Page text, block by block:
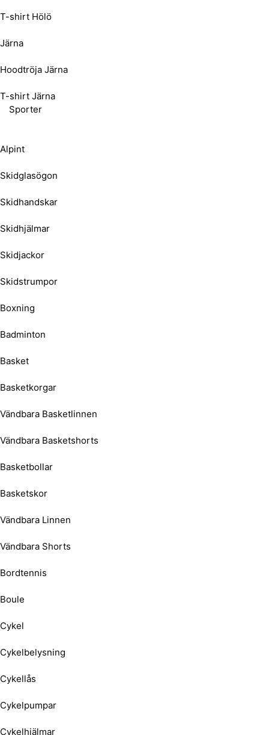
T-shirt Hölö
Järna
Hoodtröja Järna
T-shirt Järna
Sporter
Alpint
Skidglasögon
Skidhandskar
Skidhjälmar
Skidjackor
Skidstrumpor
Boxning
Badminton
Basket
Basketkorgar
Vändbara Basketlinnen
Vändbara Basketshorts
Basketbollar
Basketskor
Vändbara Linnen
Vändbara Shorts
Bordtennis
Boule
Cykel
Cykelbelysning
Cykellås
Cykelpumpar
Cykelhjälmar